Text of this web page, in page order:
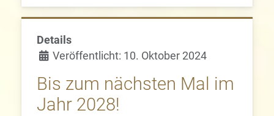
Details
Veröffentlicht: 10. Oktober 2024
Bis zum nächsten Mal im
Jahr 2028!